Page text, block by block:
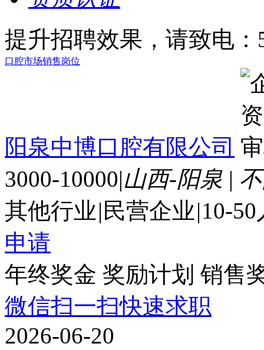
提升招聘效果，请致电：
口腔市场销售岗位
阳泉中博口腔有限公司
3000-10000|山西-阳泉 |
其他行业| 民营企业|10-50
申请
年终奖金 奖励计划 销售
微信扫一扫快速求职
2026-06-20